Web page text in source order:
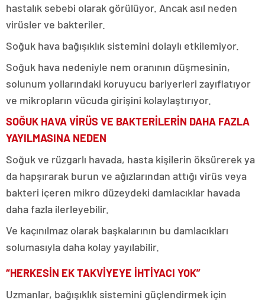
hastalık sebebi olarak görülüyor. Ancak asıl neden
virüsler ve bakteriler.
Soğuk hava bağışıklık sistemini dolaylı etkilemiyor.
Soğuk hava nedeniyle nem oranının düşmesinin,
solunum yollarındaki koruyucu bariyerleri zayıflatıyor
ve mikropların vücuda girişini kolaylaştırıyor.
SOĞUK HAVA VİRÜS VE BAKTERİLERİN DAHA FAZLA
YAYILMASINA NEDEN
Soğuk ve rüzgarlı havada, hasta kişilerin öksürerek ya
da hapşırarak burun ve ağızlarından attığı virüs veya
bakteri içeren mikro düzeydeki damlacıklar havada
daha fazla ilerleyebilir.
Ve kaçınılmaz olarak başkalarının bu damlacıkları
solumasıyla daha kolay yayılabilir.
“HERKESİN EK TAKVİYEYE İHTİYACI YOK”
Uzmanlar, bağışıklık sistemini güçlendirmek için